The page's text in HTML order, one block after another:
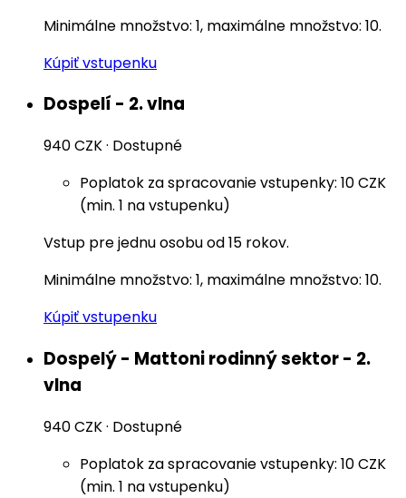
Minimálne množstvo: 1, maximálne množstvo: 10.
Kúpiť vstupenku
Dospelí - 2. vlna
940 CZK· Dostupné
Poplatok za spracovanie vstupenky: 10 CZK
(min. 1 na vstupenku)
Vstup pre jednu osobu od 15 rokov.
Minimálne množstvo: 1, maximálne množstvo: 10.
Kúpiť vstupenku
Dospelý - Mattoni rodinný sektor - 2.
vlna
940 CZK· Dostupné
Poplatok za spracovanie vstupenky: 10 CZK
(min. 1 na vstupenku)